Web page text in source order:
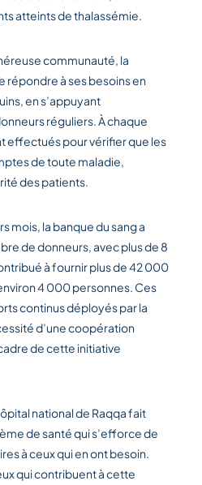
atteints de thalassémie.
communauté, la
répondre à ses besoins en
en s’appuyant
réguliers. À chaque
effectués pour vérifier que les
de toute maladie,
des patients.
mois, la banque du sang a
de donneurs, avec plus de 8
à fournir plus de 42 000
4 000 personnes. Ces
continus déployés par la
d’une coopération
de cette initiative
national de Raqqa fait
de santé qui s’efforce de
à ceux qui en ont besoin.
qui contribuent à cette